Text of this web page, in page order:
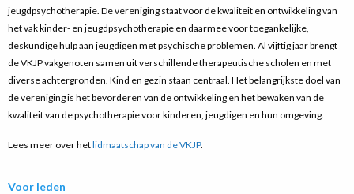
jeugdpsychotherapie. De vereniging staat voor de kwaliteit en ontwikkeling van
het vak kinder- en jeugdpsychotherapie en daarmee voor toegankelijke,
deskundige hulp aan jeugdigen met psychische problemen. Al vijftig jaar brengt
de VKJP vakgenoten samen uit verschillende therapeutische scholen en met
diverse achtergronden. Kind en gezin staan centraal. Het belangrijkste doel van
de vereniging is het bevorderen van de ontwikkeling en het bewaken van de
kwaliteit van de psychotherapie voor kinderen, jeugdigen en hun omgeving.
Lees meer over hetlidmaatschap van de VKJP.
Voor leden